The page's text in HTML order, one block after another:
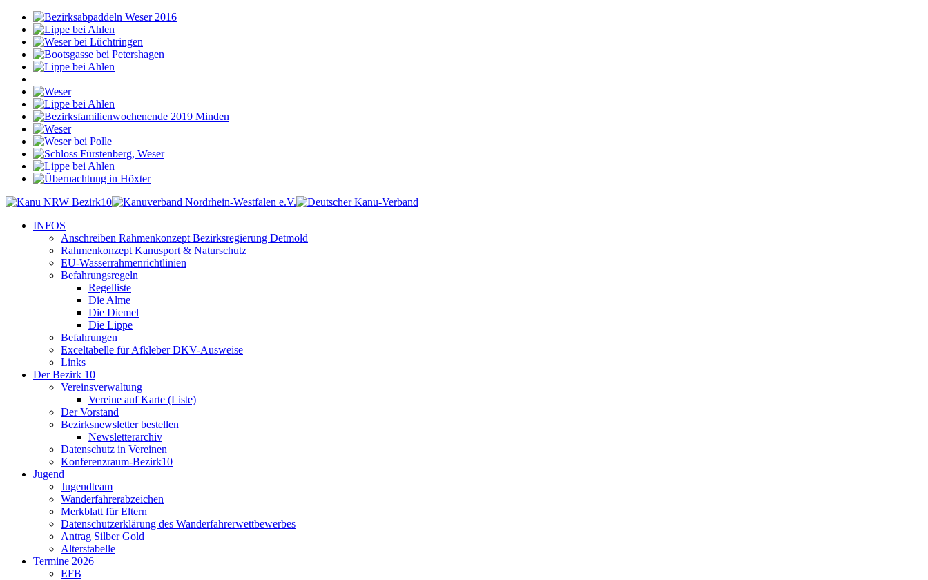
INFOS
Anschreiben Rahmenkonzept Bezirksregierung Detmold
Rahmenkonzept Kanusport & Naturschutz
EU-Wasserrahmenrichtlinien
Befahrungsregeln
Regelliste
Die Alme
Die Diemel
Die Lippe
Befahrungen
Exceltabelle für Afkleber DKV-Ausweise
Links
Der Bezirk 10
Vereinsverwaltung
Vereine auf Karte (Liste)
Der Vorstand
Bezirksnewsletter bestellen
Newsletterarchiv
Datenschutz in Vereinen
Konferenzraum-Bezirk10
Jugend
Jugendteam
Wanderfahrerabzeichen
Merkblatt für Eltern
Datenschutzerklärung des Wanderfahrerwettbewerbes
Antrag Silber Gold
Alterstabelle
Termine 2026
EFB